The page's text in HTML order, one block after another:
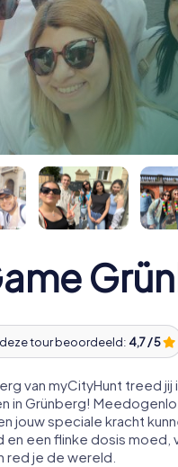
tour beoordeeld: 4,7 / 5
van myCityHunt treed
in Grünberg!
jouw speciale kracht
en een flinke dosis moed,
red je de wereld.